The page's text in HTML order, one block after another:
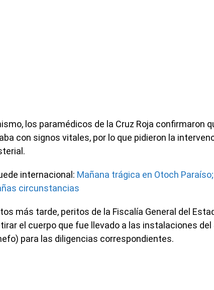
los paramédicos de la Cruz Roja confirmaron
con signos vitales, por lo que pidieron la
internacional: Mañana trágica en Otoch
circunstancias
más tarde, peritos de la Fiscalía General del
el cuerpo que fue llevado a las instalaciones
para las diligencias correspondientes.